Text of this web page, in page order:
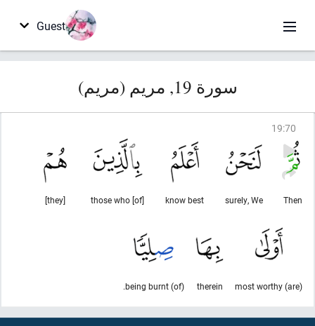
Guest
سورة 19, مريم (مريم)
19:70
Then
surely, We
know best
[of] those who
[they]
(are) most worthy
therein
(of) being burnt.